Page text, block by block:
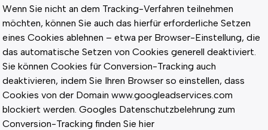
Wenn Sie nicht an dem Tracking-Verfahren teilnehmen
möchten, können Sie auch das hierfür erforderliche Setzen
eines Cookies ablehnen – etwa per Browser-Einstellung, die
das automatische Setzen von Cookies generell deaktiviert.
Sie können Cookies für Conversion-Tracking auch
deaktivieren, indem Sie Ihren Browser so einstellen, dass
Cookies von der Domain www.googleadservices.com
blockiert werden. Googles Datenschutzbelehrung zum
Conversion-Tracking finden Sie hier